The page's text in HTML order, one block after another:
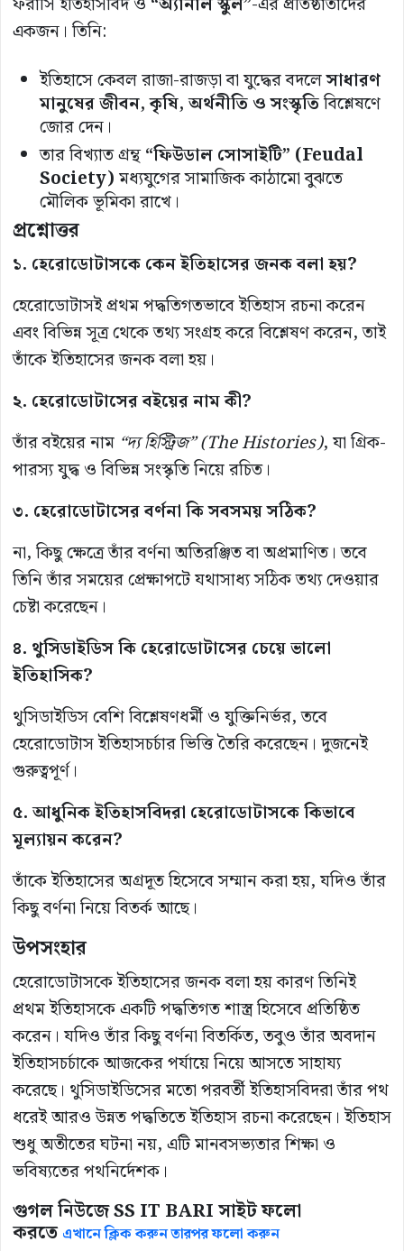
একজন। তিনি:
ইতিহাসে কেবল রাজা-রাজড়া বা যুদ্ধের বদলেসাধারণ
মানুষের জীবন, কৃষি, অর্থনীতি ও সংস্কৃতিবিশ্লেষণে
জোর দেন।
তার বিখ্যাত গ্রন্থ“ফিউডাল সোসাইটি” (Feudal
Society)মধ্যযুগের সামাজিক কাঠামো বুঝতে
মৌলিক ভূমিকা রাখে।
প্রশ্নোত্তর
১. হেরোডোটাসকে কেন ইতিহাসের জনক বলা হয়?
হেরোডোটাসই প্রথম পদ্ধতিগতভাবে ইতিহাস রচনা করেন
এবং বিভিন্ন সূত্র থেকে তথ্য সংগ্রহ করে বিশ্লেষণ করেন, তাই
তাঁকে ইতিহাসের জনক বলা হয়।
২. হেরোডোটাসের বইয়ের নাম কী?
তাঁর বইয়ের নাম “দ্য হিস্ট্রিজ” (The Histories), যা গ্রিক-
পারস্য যুদ্ধ ও বিভিন্ন সংস্কৃতি নিয়ে রচিত।
৩. হেরোডোটাসের বর্ণনা কি সবসময় সঠিক?
না, কিছু ক্ষেত্রে তাঁর বর্ণনা অতিরঞ্জিত বা অপ্রমাণিত। তবে
তিনি তাঁর সময়ের প্রেক্ষাপটে যথাসাধ্য সঠিক তথ্য দেওয়ার
চেষ্টা করেছেন।
৪. থুসিডাইডিস কি হেরোডোটাসের চেয়ে ভালো
ইতিহাসিক?
থুসিডাইডিস বেশি বিশ্লেষণধর্মী ও যুক্তিনির্ভর, তবে
হেরোডোটাস ইতিহাসচর্চার ভিত্তি তৈরি করেছেন। দুজনেই
গুরুত্বপূর্ণ।
৫. আধুনিক ইতিহাসবিদরা হেরোডোটাসকে কিভাবে
মূল্যায়ন করেন?
তাঁকে ইতিহাসের অগ্রদূত হিসেবে সম্মান করা হয়, যদিও তাঁর
কিছু বর্ণনা নিয়ে বিতর্ক আছে।
উপসংহার
হেরোডোটাসকে ইতিহাসের জনক বলা হয় কারণ তিনিই
প্রথম ইতিহাসকে একটি পদ্ধতিগত শাস্ত্র হিসেবে প্রতিষ্ঠিত
করেন। যদিও তাঁর কিছু বর্ণনা বিতর্কিত, তবুও তাঁর অবদান
ইতিহাসচর্চাকে আজকের পর্যায়ে নিয়ে আসতে সাহায্য
করেছে। থুসিডাইডিসের মতো পরবর্তী ইতিহাসবিদরা তাঁর পথ
ধরেই আরও উন্নত পদ্ধতিতে ইতিহাস রচনা করেছেন। ইতিহাস
শুধু অতীতের ঘটনা নয়, এটি মানবসভ্যতার শিক্ষা ও
ভবিষ্যতের পথনির্দেশক।
গুগল নিউজে SS IT BARI সাইট ফলো
করতে এখানে ক্লিক করুন তারপর ফলো করুন